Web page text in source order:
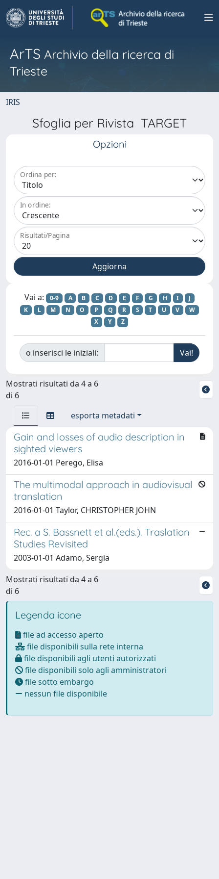
ArTS Archivio della ricerca di
Trieste
IRIS
Sfoglia per Rivista TARGET
Opzioni
Ordina per:
In ordine:
Risultati/Pagina
Vai a: 0-9 A B C D E F G H I
J
K
L M N O P Q R S T U V
W
X
Y Z
o inserisci le iniziali:
Mostrati risultati da 4 a 6
di 6
esporta metadati
Gain and losses of audio description in
sighted viewers
2016-01-01 Perego, Elisa
The multimodal approach in audiovisual
translation
2016-01-01 Taylor, CHRISTOPHER JOHN
Rec. a S. Bassnett et al.(eds.). Traslation
Studies Revisited
2003-01-01 Adamo, Sergia
Mostrati risultati da 4 a 6
di 6
Legenda icone
file ad accesso aperto
file disponibili sulla rete interna
file disponibili agli utenti autorizzati
file disponibili solo agli amministratori
file sotto embargo
nessun file disponibile